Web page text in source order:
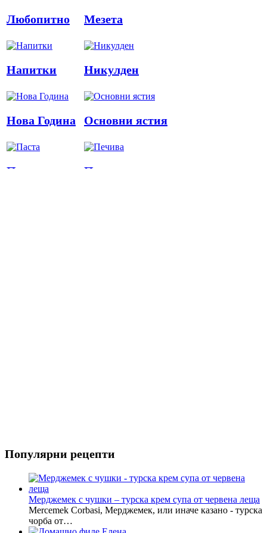
Любопитно Мезета
Напитки Никулден
Нова Година Основни ястия
Паста Печива
Популярни рецепти
Мерджемек с чушки – турска крем супа от червена леща
Mercemek Corbasi, Мерджемек, или иначе казано - турска
чорба от…